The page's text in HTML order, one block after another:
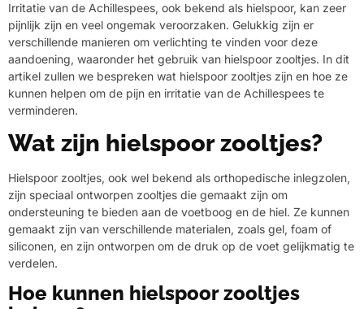
Irritatie van de Achillespees, ook bekend als hielspoor, kan zeer
pijnlijk zijn en veel ongemak veroorzaken. Gelukkig zijn er
verschillende manieren om verlichting te vinden voor deze
aandoening, waaronder het gebruik van hielspoor zooltjes. In dit
artikel zullen we bespreken wat hielspoor zooltjes zijn en hoe ze
kunnen helpen om de pijn en irritatie van de Achillespees te
verminderen.
Wat zijn hielspoor zooltjes?
Hielspoor zooltjes, ook wel bekend als orthopedische inlegzolen,
zijn speciaal ontworpen zooltjes die gemaakt zijn om
ondersteuning te bieden aan de voetboog en de hiel. Ze kunnen
gemaakt zijn van verschillende materialen, zoals gel, foam of
siliconen, en zijn ontworpen om de druk op de voet gelijkmatig te
verdelen.
Hoe kunnen hielspoor zooltjes